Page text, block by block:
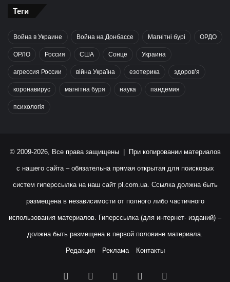
Теги
Война в Украине Война на Донбассе Магнітні бурі ОРДО
ОРЛО Россия США Сонце Украина
агрессия России війна Україна езотерика здоров’я
коронавирус магнітна буря наука пандемия
психологія
© 2009-2026, Все права защищены | При копировании материалов
с нашего сайта – обязательна прямая открытая для поисковых
систем гиперссылка на наш сайт pl.com.ua. Ссылка должна быть
размещена в независимости от полного либо частичного
использования материалов. Гиперссылка (для интернет- изданий) –
должна быть размещена в первой половине материала.
Редакция Реклама Контакты
Facebook YouTubeInstagram